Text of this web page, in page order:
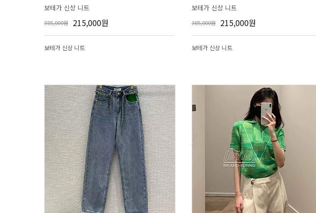
보테가 신상 니트
385,000원 215,000원
보테가 신상 니트
보테가 신상 니트
385,000원 215,000원
보테가 신상 니트